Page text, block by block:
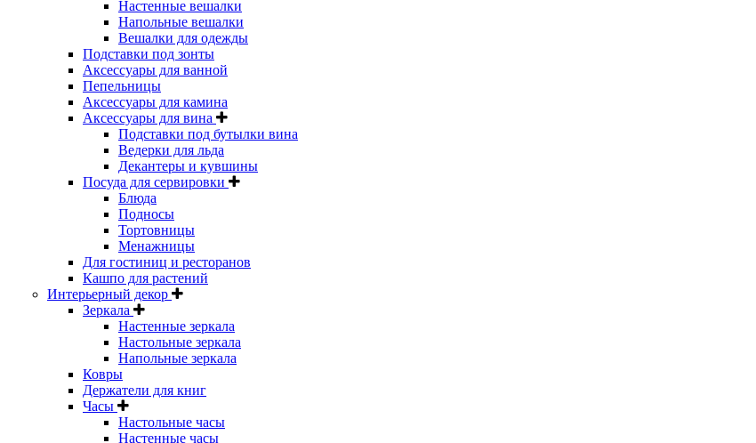
Настенные вешалки
Напольные вешалки
Вешалки для одежды
Подставки под зонты
Аксессуары для ванной
Пепельницы
Аксессуары для камина
Аксессуары для вина
Подставки под бутылки вина
Ведерки для льда
Декантеры и кувшины
Посуда для сервировки
Блюда
Подносы
Тортовницы
Менажницы
Для гостиниц и ресторанов
Кашпо для растений
Интерьерный декор
Зеркала
Настенные зеркала
Настольные зеркала
Напольные зеркала
Ковры
Держатели для книг
Часы
Настольные часы
Настенные часы